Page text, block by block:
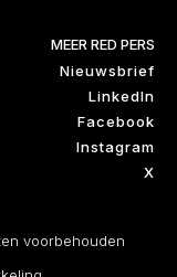
MEER RED PERS
Nieuwsbrief
LinkedIn
Facebook
Instagram
X
voorbehouden